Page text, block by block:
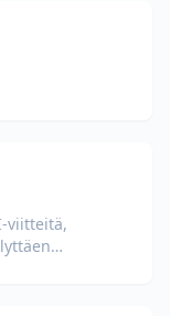
viitteitä,